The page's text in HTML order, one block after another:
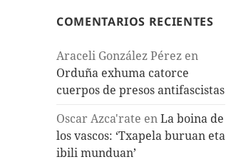
COMENTARIOS RECIENTES
Araceli González Pérez en
Orduña exhuma catorce
cuerpos de presos antifascistas
Oscar Azca'rate enLa boina de
los vascos: ‘Txapela buruan eta
ibili munduan’